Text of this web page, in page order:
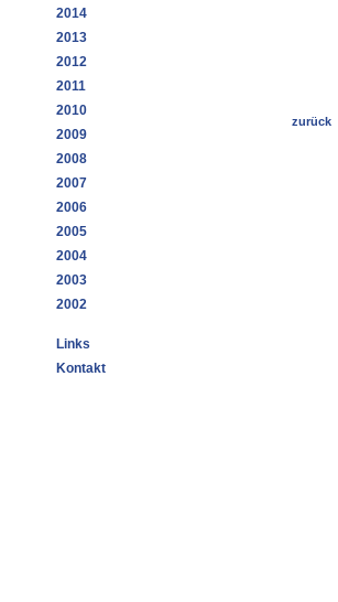
2014
2013
2012
2011
2010
2009
2008
2007
2006
2005
2004
2003
2002
Links
Kontakt
zurück